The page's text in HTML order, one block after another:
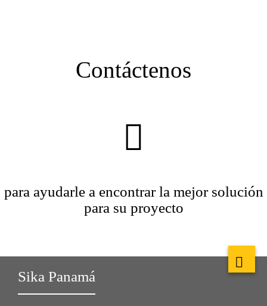
Contáctenos
para ayudarle a encontrar la mejor solución
para su proyecto
Sika Panamá